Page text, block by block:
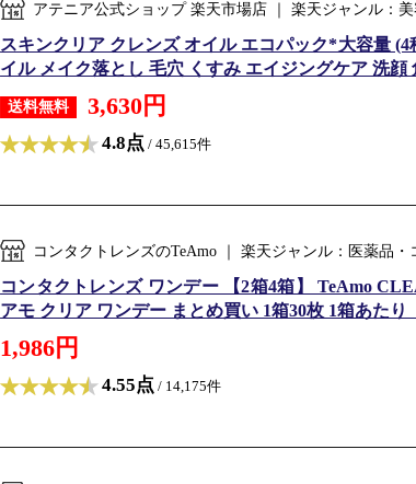
アテニア公式ショップ 楽天市場店 ｜ 楽天ジャンル：
スキンクリア クレンズ オイル エコパック*大容量
イル メイク落とし 毛穴 くすみ エイジングケア 洗顔
送料無料 3,630円
4.8点 / 45,615件
コンタクトレンズのTeAmo ｜ 楽天ジャンル：医薬品・
コンタクトレンズ ワンデー 【2箱4箱】 TeAmo
アモ クリア ワンデー まとめ買い 1箱30枚 1箱あたり
1,986円
4.55点 / 14,175件